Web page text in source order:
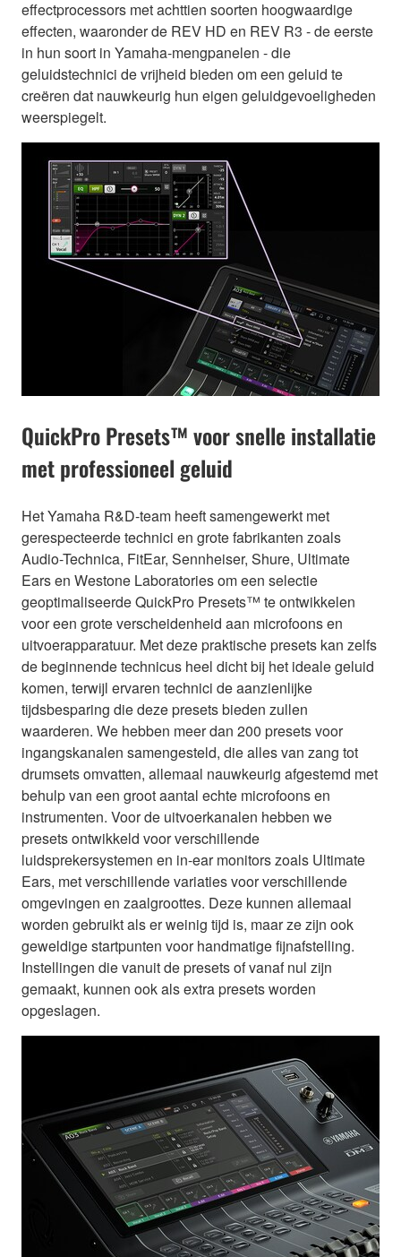
effectprocessors met achttien soorten hoogwaardige
effecten, waaronder de REV HD en REV R3 - de eerste
in hun soort in Yamaha-mengpanelen - die
geluidstechnici de vrijheid bieden om een geluid te
creëren dat nauwkeurig hun eigen geluidgevoeligheden
weerspiegelt.
QuickPro Presets™ voor snelle installatie
met professioneel geluid
Het Yamaha R&D-team heeft samengewerkt met
gerespecteerde technici en grote fabrikanten zoals
Audio-Technica, FitEar, Sennheiser, Shure, Ultimate
Ears en Westone Laboratories om een selectie
geoptimaliseerde QuickPro Presets™ te ontwikkelen
voor een grote verscheidenheid aan microfoons en
uitvoerapparatuur. Met deze praktische presets kan zelfs
de beginnende technicus heel dicht bij het ideale geluid
komen, terwijl ervaren technici de aanzienlijke
tijdsbesparing die deze presets bieden zullen
waarderen. We hebben meer dan 200 presets voor
ingangskanalen samengesteld, die alles van zang tot
drumsets omvatten, allemaal nauwkeurig afgestemd met
behulp van een groot aantal echte microfoons en
instrumenten. Voor de uitvoerkanalen hebben we
presets ontwikkeld voor verschillende
luidsprekersystemen en in-ear monitors zoals Ultimate
Ears, met verschillende variaties voor verschillende
omgevingen en zaalgroottes. Deze kunnen allemaal
worden gebruikt als er weinig tijd is, maar ze zijn ook
geweldige startpunten voor handmatige fijnafstelling.
Instellingen die vanuit de presets of vanaf nul zijn
gemaakt, kunnen ook als extra presets worden
opgeslagen.